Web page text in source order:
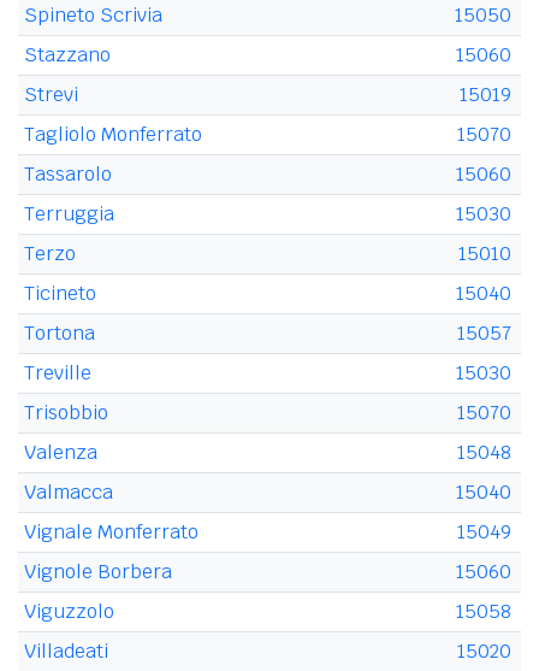
Spineto Scrivia
15050
Stazzano
15060
Strevi
15019
Tagliolo Monferrato
15070
Tassarolo
15060
Terruggia
15030
Terzo
15010
Ticineto
15040
Tortona
15057
Treville
15030
Trisobbio
15070
Valenza
15048
Valmacca
15040
Vignale Monferrato
15049
Vignole Borbera
15060
Viguzzolo
15058
Villadeati
15020